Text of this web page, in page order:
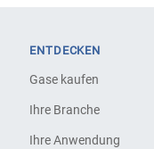
ENTDECKEN
Gase kaufen
Ihre Branche
Ihre Anwendung